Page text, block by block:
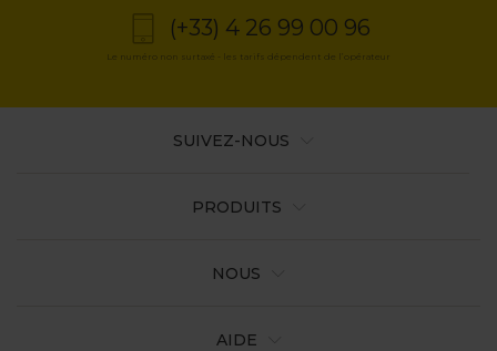
(+33) 4 26 99 00 96
Le numéro non surtaxé - les tarifs dépendent de l’opérateur
PRODUITS
NOUS
AIDE
SUIVEZ-NOUS